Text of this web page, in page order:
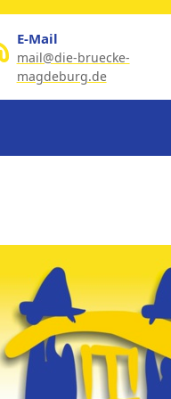
E-Mail
mail@die-bruecke-
magdeburg.de
Email